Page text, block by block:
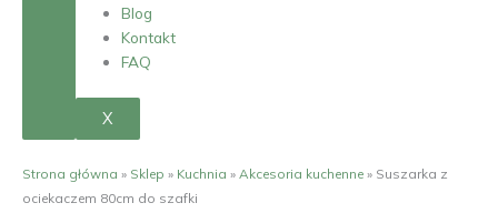
Blog
Kontakt
FAQ
X
Strona główna » Sklep » Kuchnia » Akcesoria kuchenne » Suszarka z
ociekaczem 80cm do szafki